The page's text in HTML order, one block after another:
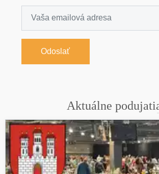
Odoslať
Aktuálne